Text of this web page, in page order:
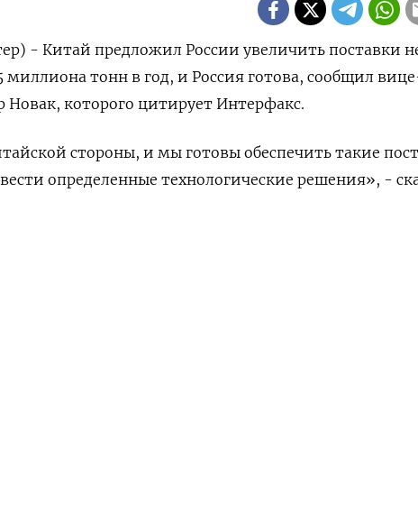
- Китай предложил России увеличить поставки
миллиона тонн в год, и Россия готова, сообщил
Новак, которого цитирует Интерфакс.
стороны, и мы готовы обеспечить такие
определенные технологические решения», -